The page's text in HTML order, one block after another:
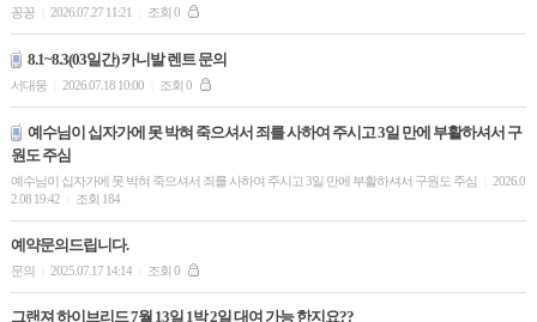
꽁꽁 2026.07.27 11:21 조회 0
8.1~8.3(03일간) 카니발 렌트 문의
서대웅 2026.07.18 10:00 조회 0
예수님이 십자가에 못 박혀 죽으셔서 죄를 사하여 주시고 3일 만에 부활하셔서 구
원도 주심
예수님이 십자가에 못 박혀 죽으셔서 죄를 사하여 주시고 3일 만에 부활하셔서 구원도 주심
2026.0
2.08 19:42
조회 184
예약문의드립니다.
문의 2025.07.17 14:14 조회 0
그랜져 하이브리드 7월 13일 1박 2일 대여 가능 한지요??